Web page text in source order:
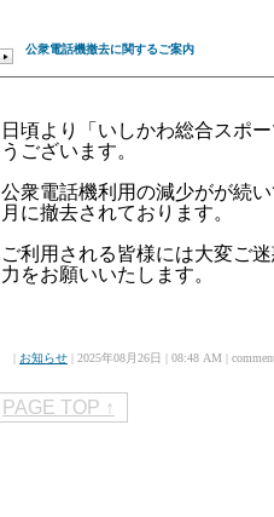
公衆電話機撤去に関するご案内
日頃より「いしかわ総合スポ
うございます。
公衆電話機利用の減少がが続
月に撤去されております。
ご利用される皆様には大変ご
力をお願いいたします。
| お知らせ | 2025年08月26日 | 08:48 AM |
PAGE TOP ↑